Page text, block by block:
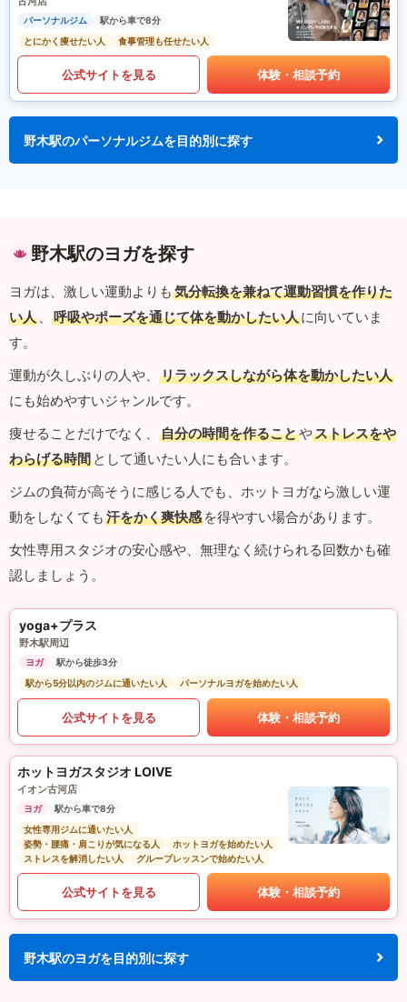
パーソナルジム
駅から車で8分
とにかく痩せたい人
食事管理も任せたい人
公式サイトを見る 体験・相談予約
野木駅のパーソナルジムを目的別に探す
野木駅のヨガを探す
ヨガは、激しい運動よりも 気分転換を兼ねて運動習慣を作りた
い人 、 呼吸やポーズを通じて体を動かしたい人に向いていま
す。
運動が久しぶりの人や、
リラックスしながら体を動かしたい人
にも始めやすいジャンルです。
痩せることだけでなく、
自分の時間を作ることやストレスをや
わらげる時間 として通いたい人にも合います。
ジムの負荷が高そうに感じる人でも、ホットヨガなら激しい運
動をしなくても 汗をかく爽快感 を得やすい場合があります。
女性専用スタジオの安心感や、無理なく続けられる回数かも確
認しましょう。
yoga+プラス
野木駅周辺
ヨガ
駅から徒歩3分
駅から5分以内のジムに通いたい人
パーソナルヨガを始めたい人
公式サイトを見る 体験・相談予約
ホットヨガスタジオ LOIVE
イオン古河店
ヨガ
駅から車で8分
女性専用ジムに通いたい人
姿勢・腰痛・肩こりが気になる人
ホットヨガを始めたい人
ストレスを解消したい人
グループレッスンで始めたい人
公式サイトを見る 体験・相談予約
野木駅のヨガを目的別に探す